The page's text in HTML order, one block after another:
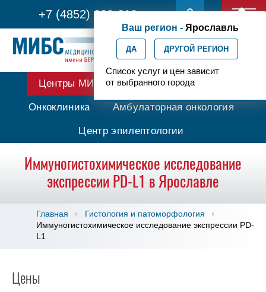
+7 (4852) 208-218
Ваш регион - Ярославль
ДА ДРУГОЙ РЕГИОН
Список услуг и цен зависит
от выбранного города
Центры МИБС Протонная терапия
Онкоклиника Амбулаторная онкология
Центр эпилептологии
Иммуногистохимическое исследование
экспрессии PD-L1 в Ярославле
Главная
Гистология и патоморфология
Иммуногистохимическое исследование экспрессии PD-
L1
Цены